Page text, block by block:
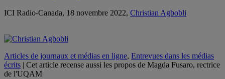
ICI Radio-Canada, 18 novembre 2022, Christian Agbobli
Articles de journaux et médias en ligne, Entrevues dans les médias
écrits | Cet article recense aussi les propos de Magda Fusaro, rectrice
de l'UQAM